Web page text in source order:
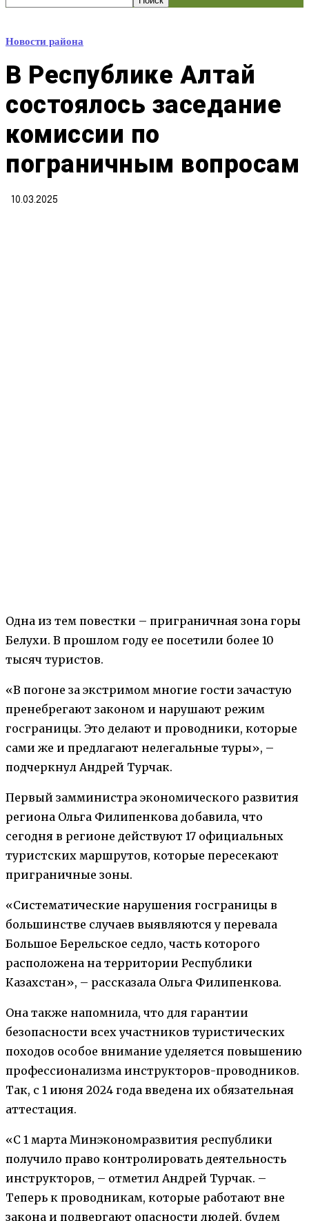
Новости района
В Республике Алтай
состоялось заседание
комиссии по
пограничным вопросам
10.03.2025
Одна из тем повестки – приграничная зона горы
Белухи. В прошлом году ее посетили более 10
тысяч туристов.
«В погоне за экстримом многие гости зачастую
пренебрегают законом и нарушают режим
госграницы. Это делают и проводники, которые
сами же и предлагают нелегальные туры», –
подчеркнул Андрей Турчак.
Первый замминистра экономического развития
региона Ольга Филипенкова добавила, что
сегодня в регионе действуют 17 официальных
туристских маршрутов, которые пересекают
приграничные зоны.
«Систематические нарушения госграницы в
большинстве случаев выявляются у перевала
Большое Берельское седло, часть которого
расположена на территории Республики
Казахстан», – рассказала Ольга Филипенкова.
Она также напомнила, что для гарантии
безопасности всех участников туристических
походов особое внимание уделяется повышению
профессионализма инструкторов-проводников.
Так, с 1 июня 2024 года введена их обязательная
аттестация.
«С 1 марта Минэкономразвития республики
получило право контролировать деятельность
инструкторов, – отметил Андрей Турчак. –
Теперь к проводникам, которые работают вне
закона и подвергают опасности людей, будем